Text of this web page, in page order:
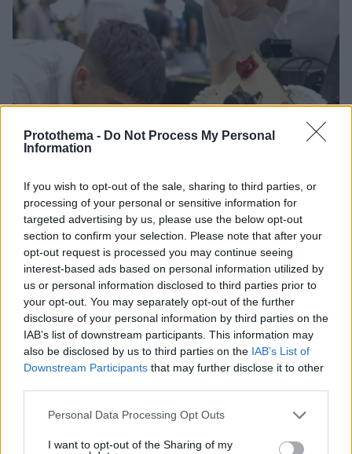
Protothema - Do Not Process My Personal
Information
If you wish to opt-out of the sale, sharing to third parties, or
processing of your personal or sensitive information for
targeted advertising by us, please use the below opt-out
section to confirm your selection. Please note that after your
opt-out request is processed you may continue seeing
interest-based ads based on personal information utilized by
us or personal information disclosed to third parties prior to
your opt-out. You may separately opt-out of the further
disclosure of your personal information by third parties on the
IAB’s list of downstream participants. This information may
also be disclosed by us to third parties on the IAB’s List of
Downstream Participants that may further disclose it to other
Please note that this website/app uses one or more Google
not limited to your visit or usage behaviour. You may click to
Personal Data Processing Opt Outs
I want to opt-out of the Sharing of my
Πώς μια απλή ιδέα εξελίχθηκε σε κορυφαίο θεσμό
ρομποτικής στην Ελλάδα
04.08.2026, 11:20
Από μαθητής, φοιτητής σε άλλη πόλη!
06.08.2026, 10:52
Επαγγελματική Εκπαίδευση & Εξειδίκευση: Το Mοντέλο που